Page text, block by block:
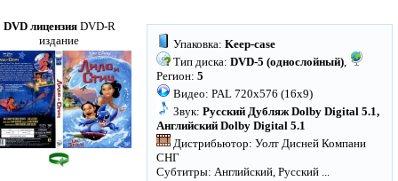
DVD лицензияDVD-R
издание
Упаковка: Keep-case
Тип диска: DVD-5 (однослойный),
Регион: 5
Видео: PAL 720x576 (16x9)
Звук: Русский Дубляж Dolby Digital 5.1,
Английский Dolby Digital 5.1
Дистрибьютор: Уолт Дисней Компани
СНГ
Субтитры: Английский, Русский ...